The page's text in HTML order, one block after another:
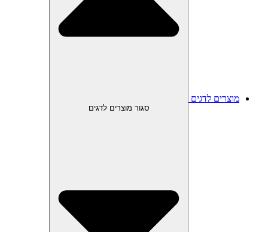
מוצרים לדגים
סגור מוצרים לדגים